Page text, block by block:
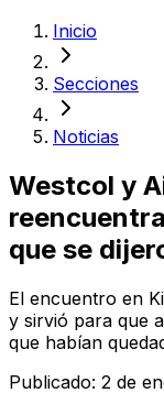
Inicio
Secciones
Noticias
Westcol y
que se
El encuentro en
y sirvió para que
que habían
Publicado: 2 de